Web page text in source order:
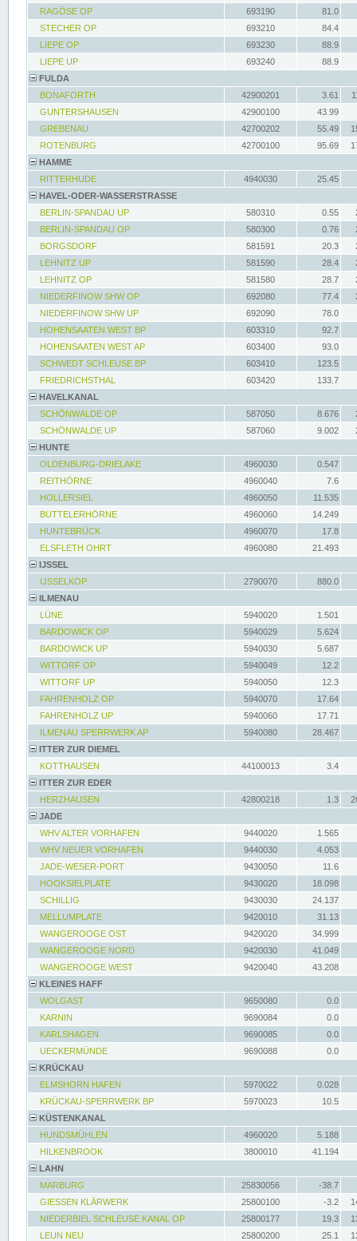
RAGÖSE OP
693190
81.0
STECHER OP
693210
84.4
LIEPE OP
693230
88.9
LIEPE UP
693240
88.9
FULDA
BONAFORTH
42900201 3.61
GUNTERSHAUSEN
42900100
43.99
GREBENAU
42700202 55.49
ROTENBURG
42700100 95.69
HAMME
RITTERHUDE
4940030
25.45
HAVEL-ODER-WASSERSTRASSE
BERLIN-SPANDAU UP
580310 0.55
BERLIN-SPANDAU OP
580300 0.76
BORGSDORF
581591 20.3
LEHNITZ UP
581590 28.4
LEHNITZ OP
581580 28.7
NIEDERFINOW SHW OP
692080 77.4
NIEDERFINOW SHW UP
692090
78.0
HOHENSAATEN WEST BP
603310
92.7
HOHENSAATEN WEST AP
603400
93.0
SCHWEDT SCHLEUSE BP
603410
123.5
FRIEDRICHSTHAL
603420
133.7
HAVELKANAL
SCHÖNWALDE OP
587050 8.676
SCHÖNWALDE UP
587060 9.002
HUNTE
OLDENBURG-DRIELAKE
4960030
0.547
REITHÖRNE
4960040
7.6
HOLLERSIEL
4960050
11.535
BUTTELERHÖRNE
4960060
14.249
HUNTEBRÜCK
4960070
17.8
ELSFLETH OHRT
4960080
21.493
IJSSEL
IJSSELKOP
2790070
880.0
ILMENAU
LÜNE
5940020
1.501
BARDOWICK OP
5940029
5.624
BARDOWICK UP
5940030
5.687
WITTORF OP
5940049
12.2
WITTORF UP
5940050
12.3
FAHRENHOLZ OP
5940070
17.64
FAHRENHOLZ UP
5940060
17.71
ILMENAU SPERRWERK AP
5940080
28.467
ITTER ZUR DIEMEL
KOTTHAUSEN
44100013
3.4
ITTER ZUR EDER
HERZHAUSEN
42800218 1.3
JADE
WHV ALTER VORHAFEN
9440020
1.565
WHV NEUER VORHAFEN
9440030
4.053
JADE-WESER-PORT
9430050
11.6
HOOKSIELPLATE
9430020
18.098
SCHILLIG
9430030
24.137
MELLUMPLATE
9420010
31.13
WANGEROOGE OST
9420020
34.999
WANGEROOGE NORD
9420030
41.049
WANGEROOGE WEST
9420040
43.208
KLEINES HAFF
WOLGAST
9650080
0.0
KARNIN
9690084
0.0
KARLSHAGEN
9690085
0.0
UECKERMÜNDE
9690088
0.0
KRÜCKAU
ELMSHORN HAFEN
5970022
0.028
KRÜCKAU-SPERRWERK BP
5970023
10.5
KÜSTENKANAL
HUNDSMÜHLEN
4960020
5.188
HILKENBROOK
3800010
41.194
LAHN
MARBURG
25830056
-38.7
GIESSEN KLÄRWERK
25800100 -3.2
NIEDERBIEL SCHLEUSE KANAL OP
25800177 19.3
LEUN NEU
25800200 25.1